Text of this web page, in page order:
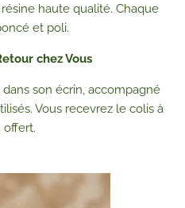
haute qualité. Chaque
et poli.
chez Vous
son écrin, accompagné
Vous recevrez le colis à
offert.